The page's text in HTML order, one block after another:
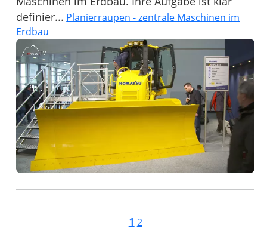
definier... Planierraupen - zentrale Maschinen im
Erdbau
1 2